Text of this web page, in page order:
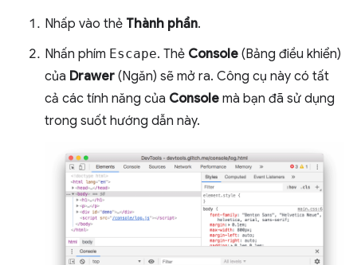
Nhấp vào thẻ Thành phần.
Nhấn phím Escape. Thẻ Console (Bảng điều khiển)
của Drawer (Ngăn) sẽ mở ra. Công cụ này có tất
cả các tính năng của Console mà bạn đã sử dụng
trong suốt hướng dẫn này.